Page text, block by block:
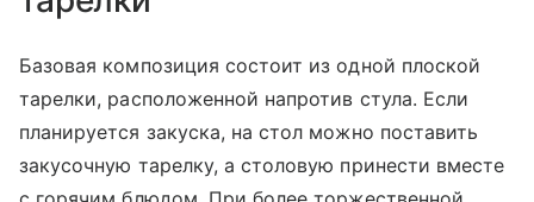
Базовая композиция состоит из одной плоской
тарелки, расположенной напротив стула. Если
планируется закуска, на стол можно поставить
закусочную тарелку, а столовую принести вместе